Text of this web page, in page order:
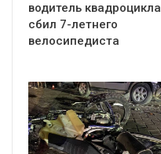
водитель квадроцикла
сбил 7-летнего
велосипедиста